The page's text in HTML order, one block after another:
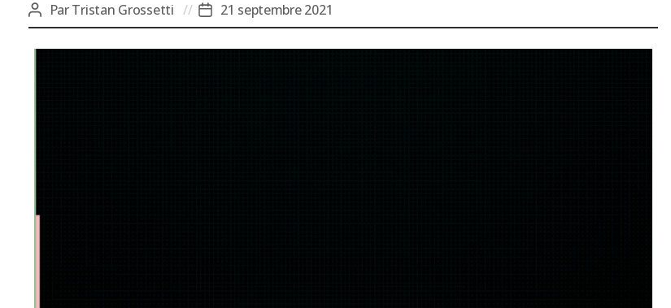
Auteur
de
l’article
ParTristan Grossetti
Date
de
l’article
21 septembre 2021